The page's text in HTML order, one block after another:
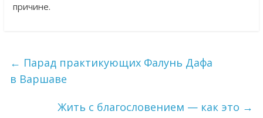
причине.
← Парад практикующих Фалунь Дафа
в Варшаве
Жить с благословением — как это →